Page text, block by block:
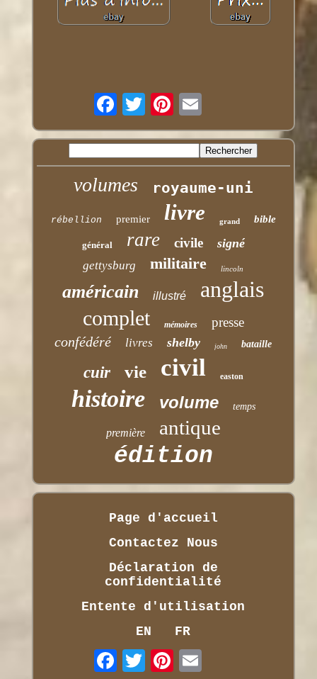
volumes royaume-uni
rébellion premier livre grand bible
général rare civile signé
gettysburg militaire lincoln
américain illustré anglais
complet mémoires presse
confédéré livres shelby john bataille
cuir vie civil easton
histoire volume temps
première antique
édition
Page d'accueil
Contactez Nous
Déclaration de
confidentialité
Entente d'utilisation
EN
FR